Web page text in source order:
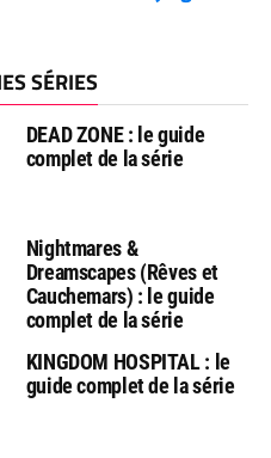
SÉRIES
DEAD ZONE : le guide
complet de la série
Nightmares &
Dreamscapes (Rêves et
Cauchemars) : le guide
complet de la série
KINGDOM HOSPITAL : le
guide complet de la série